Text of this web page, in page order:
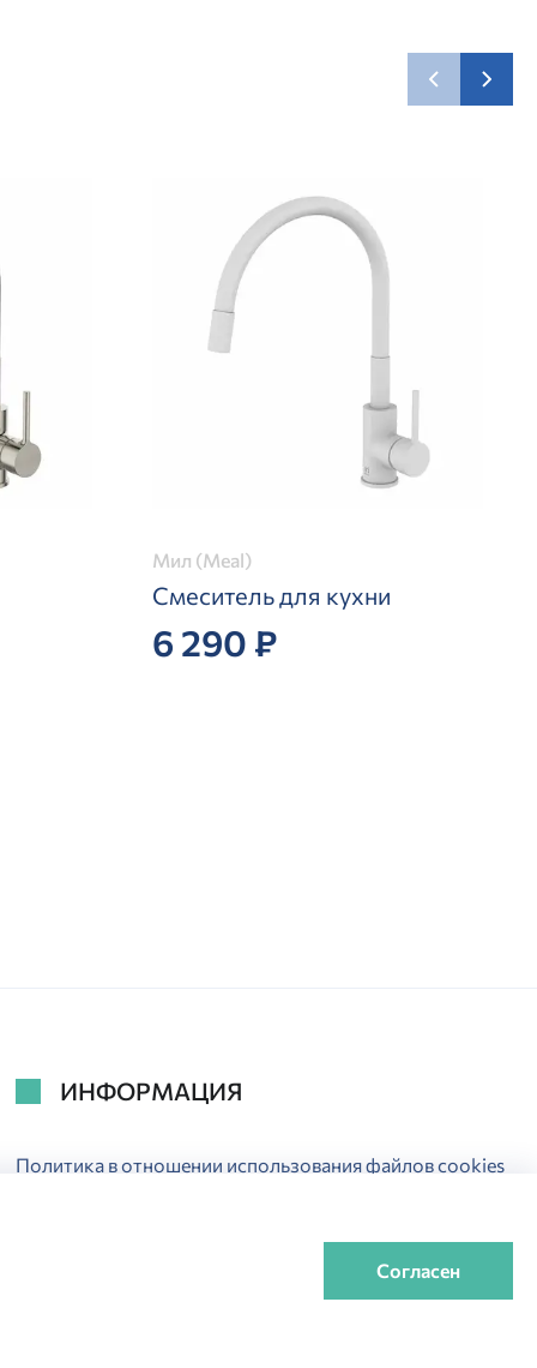
Мил (Meal)
Смеситель для кухни
6 290 ₽
ИНФОРМАЦИЯ
Политика в отношении использования файлов cookies
Согласен